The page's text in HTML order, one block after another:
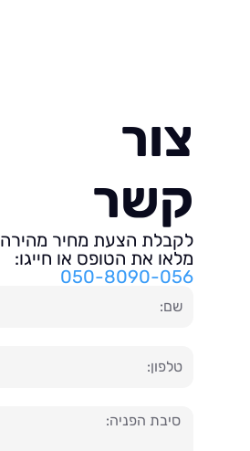
צור
קשר
לקבלת הצעת מחיר מהירה
מלאו את הטופס או חייגו:
050-8090-056
טלפון
הודעה